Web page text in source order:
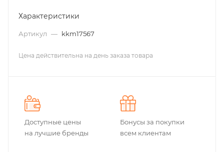
Характеристики
Артикул — kkm17567
Цена действительна на день заказа товара
Доступные цены
на лучшие бренды
Бонусы за покупки
всем клиентам